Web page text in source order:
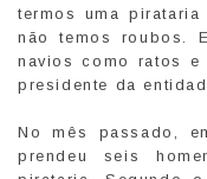
termos uma
não temos roubos.
navios como ratos e
presidente da
No mês passado,
prendeu seis